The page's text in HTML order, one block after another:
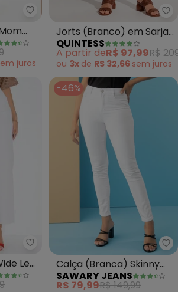
Sawary Jeans - Calça
juros
Jorts (Branco) em Sarja
com Bolsos
QUINTESS
A partir deR$ 97,99R$
ou 3x de R$ 32,66 sem juros
Sawary Jeans - Calça
Leg
-46%
Calça (Branca) Skinny
Sawary
SAWARY JEANS
R$ 79,99R$ 149,99